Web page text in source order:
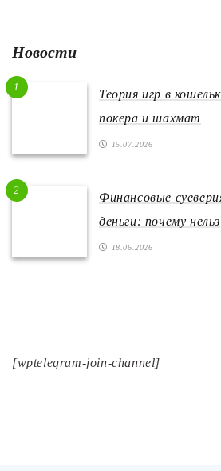
Новости
1
Теория игр в
покера и шахмат
15.07.2026
2
Финансовые
деньги: почему нельз
18.06.2026
[wptelegram-join-channel]